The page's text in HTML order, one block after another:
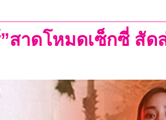
สาดโหมดเซ็กซี่ สั